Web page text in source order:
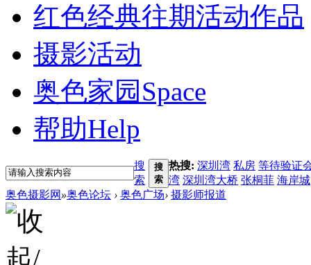
红色经典往期活动作品
摄影活动
奥色家园 Space
帮助Help
搜
索
搜
索
热搜: 深圳湾 私房 等待验证
湾 深圳湾大桥 张桐菲 海岸城
奥色摄影网 »奥色论坛 › 奥色广场› 摄影师报道